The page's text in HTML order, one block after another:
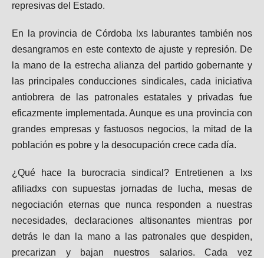
represivas del Estado.
En la provincia de Córdoba lxs laburantes también nos
desangramos en este contexto de ajuste y represión. De
la mano de la estrecha alianza del partido gobernante y
las principales conducciones sindicales, cada iniciativa
antiobrera de las patronales estatales y privadas fue
eficazmente implementada. Aunque es una provincia con
grandes empresas y fastuosos negocios, la mitad de la
población es pobre y la desocupación crece cada día.
¿Qué hace la burocracia sindical? Entretienen a lxs
afiliadxs con supuestas jornadas de lucha, mesas de
negociación eternas que nunca responden a nuestras
necesidades, declaraciones altisonantes mientras por
detrás le dan la mano a las patronales que despiden,
precarizan y bajan nuestros salarios. Cada vez